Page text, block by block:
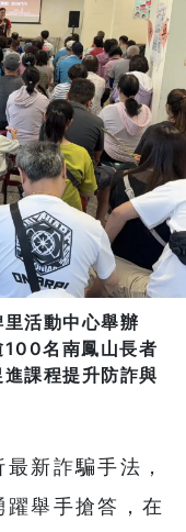
活動中心舉辦
100名南鳳山長者
課程提升防詐與
新詐騙手法，
舉手搶答，在